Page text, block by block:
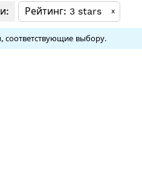
Рейтинг 3 stars x
выбору.